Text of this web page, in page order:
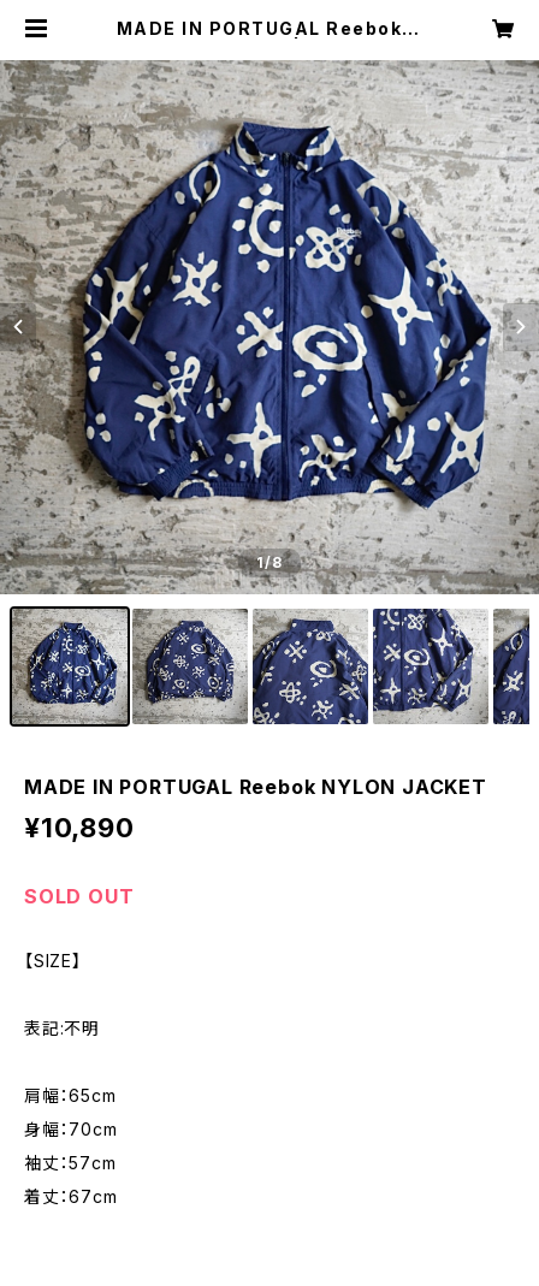
MADE IN PORTUGAL Reebok N
1/8
MADE IN PORTUGAL Reebok NYLON JACKET
¥10,890
SOLD OUT
【SIZE】
表記:不明
肩幅：65cm
身幅：70cm
袖丈：57cm
着丈：67cm